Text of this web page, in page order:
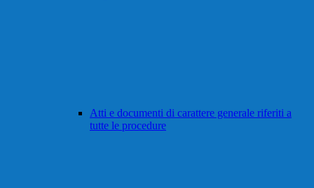
Atti e documenti di carattere generale riferiti a
tutte le procedure